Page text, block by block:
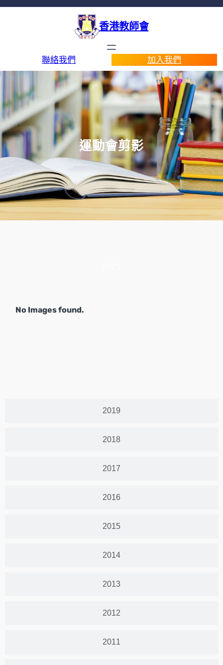
香港教師會
聯絡我們 加入我們
運動會剪影
2019
2018
2017
2016
2015
2014
2013
2012
2011
No Images found.